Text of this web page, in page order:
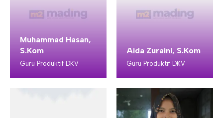
Muhammad Hasan,
S.Kom
Guru Produktif DKV
Aida Zuraini, S.Kom
Guru Produktif DKV